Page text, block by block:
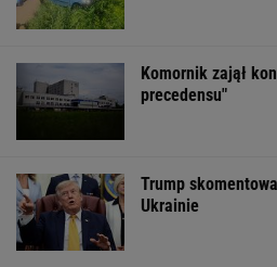
Komornik zajął
precedensu"
Trump
Ukrainie